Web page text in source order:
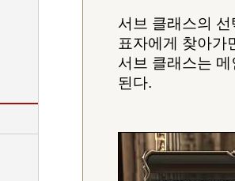
서브 클래스의
표자에게 찾아가
서브 클래스는
된다.